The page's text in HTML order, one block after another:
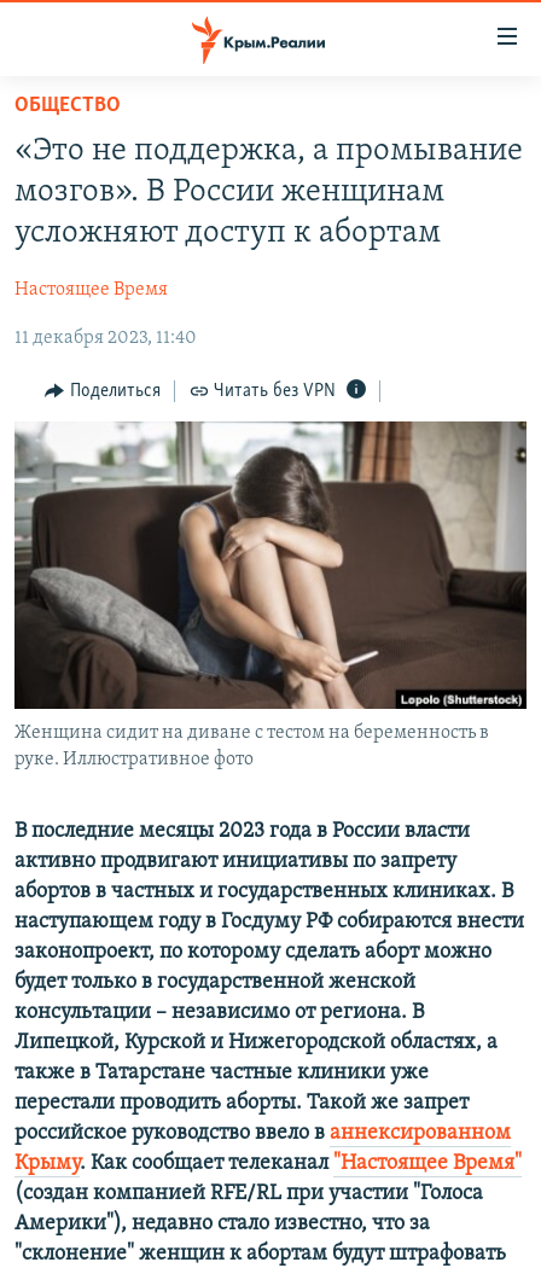
Вернуться
основному
содержанию
главной
Вернутся
поиску
11 ЛЕТ ОККУПАЦИИ КРЫМА. 11 ИСТОРИЙ СОПРОТИВЛЕНИЯ
ЕЩЕ
ИНТЕРАКТИВ
ИНФОГРАФИКА
ТЕЛЕПРОЕКТ КРЫМ.РЕАЛИИ
СОВЕТЫ ПРАВОЗАЩИТНИКОВ
ПРОПАВШИЕ БЕЗ ВЕСТИ
ПОБЕДИТЕЛЕЙ НЕ СУДЯТ?
КРЫМ.НЕПОКОРЕННЫЙ
ELIFBE
УКРАИНСКАЯ ПРОБЛЕМА КРЫМА
РАДІО СВОБОДА
КАК ОБОЙТИ БЛОКИРОВКУ
Українською
Qırımtatar
ПРИСОЕДИНЯЙТЕСЬ!
Все сайты RFE/RL
ОБЩЕСТВО
«Это не поддержка, а промывание
мозгов». В России женщинам
усложняют доступ к абортам
Настоящее Время
11 декабря 2023, 11:40
Поделиться Читать без VPN
Женщина сидит на диване с тестом на беременность в
руке. Иллюстративное фото
В последние месяцы 2023 года в России власти
активно продвигают инициативы по запрету
абортов в частных и государственных клиниках. В
наступающем году в Госдуму РФ собираются внести
законопроект, по которому сделать аборт можно
будет только в государственной женской
консультации – независимо от региона. В
Липецкой, Курской и Нижегородской областях, а
также в Татарстане частные клиники уже
перестали проводить аборты. Такой же запрет
российское руководство ввело в аннексированном
Крыму. Как сообщает телеканал "Настоящее Время"
(создан компанией RFE/RL при участии "Голоса
Америки"), недавно стало известно, что за
"склонение" женщин к абортам будут штрафовать